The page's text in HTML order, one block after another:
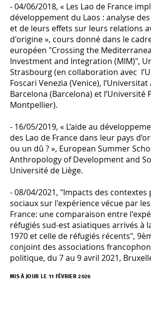
- 04/06/2018, « Les Lao de France
développement du Laos : analyse
et de leurs effets sur leurs relations
d'origine », cours donné dans le
européen "Crossing the
Investment and Integration (MIM)",
Strasbourg (en collaboration avec
Foscari Venezia (Venice),
Barcelona (Barcelona) et l’Université
Montpellier).
- 16/05/2019, « L’aide au
des Lao de France dans leur pays
ou un dû ? », European Summer
Anthropology of Development and
Université de Liège.
- 08/04/2021, "Impacts des
sociaux sur l'expérience vécue par
France: une comparaison entre
réfugiés sud-est asiatiques arrivés à
1970 et celle de réfugiés récents",
conjoint des associations
politique, du 7 au 9 avril 2021,
MIS À JOUR LE 11 FÉVRIER 2026